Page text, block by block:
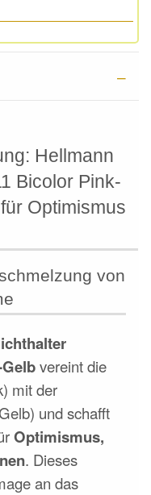
Hellmann
Bicolor Pink-
Optimismus
von
vereint die
mit der
und schafft
Optimismus,
. Dieses
an das